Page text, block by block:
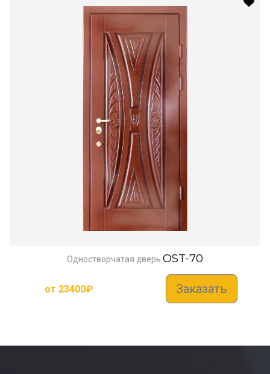
Одностворчатая дверь OST-70
от 23400₽ Заказать